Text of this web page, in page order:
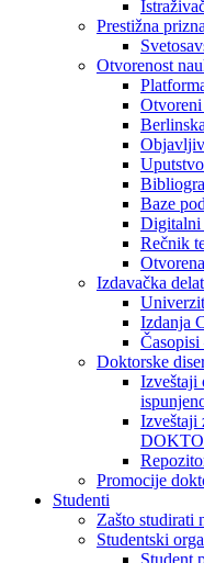
Prestižna
Otvorenost
Baze
Digitalni
Rečnik
Izdavačka
Izdanja
Doktorske
Izveštaji
Izveštaji
Promocije
Studenti
Zašto studirati
Studentski
Student